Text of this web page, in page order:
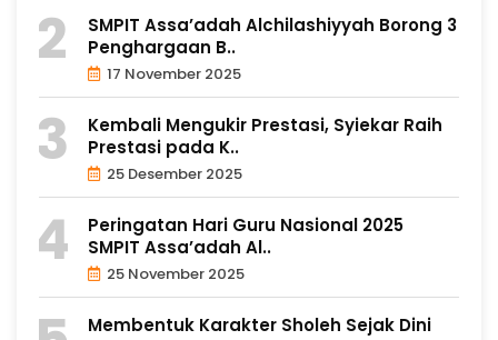
SMPIT Assa’adah Alchilashiyyah Borong 3
Penghargaan B..
17 November 2025
Kembali Mengukir Prestasi, Syiekar Raih
Prestasi pada K..
25 Desember 2025
Peringatan Hari Guru Nasional 2025
SMPIT Assa’adah Al..
25 November 2025
Membentuk Karakter Sholeh Sejak Dini